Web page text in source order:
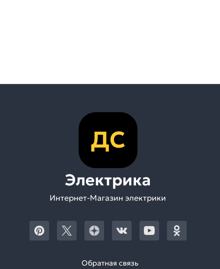
ДС
Электрика
Интернет-Магазин электрики
Обратная связь